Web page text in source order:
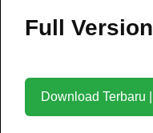
Full Version